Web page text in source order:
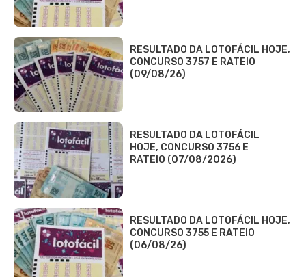
RESULTADO DA LOTOFÁCIL HOJE,
CONCURSO 3757 E RATEIO
(09/08/26)
RESULTADO DA LOTOFÁCIL
HOJE, CONCURSO 3756 E
RATEIO (07/08/2026)
RESULTADO DA LOTOFÁCIL HOJE,
CONCURSO 3755 E RATEIO
(06/08/26)